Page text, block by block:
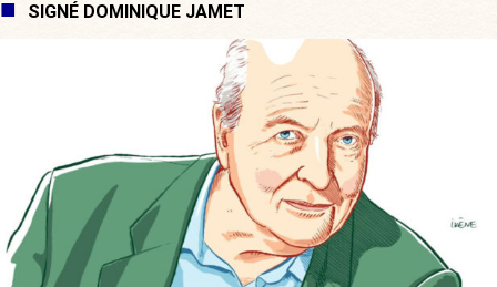
SIGNÉ DOMINIQUE JAMET